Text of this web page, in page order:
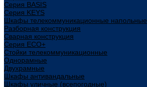
Cерия BASIS
Cерия KEYS
Шкафы телекоммуникационные напольные
Разборная конструкция
Сварная конструкция
Серия ECO+
Стойки телекоммуникационные
Однорамные
Двухрамные
Шкафы антивандальные
Шкафы уличные (всепогодные)